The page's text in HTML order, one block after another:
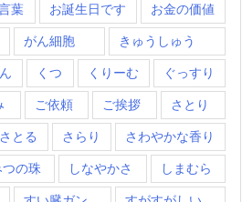
葉 お誕生日です お金の価値
がん細胞 きゅうしゅう
くつ くりーむ ぐっすり
ご依頼 ご挨拶 さとり
さとる さらり さわやかな香り
つの珠 しなやかさ しまむら